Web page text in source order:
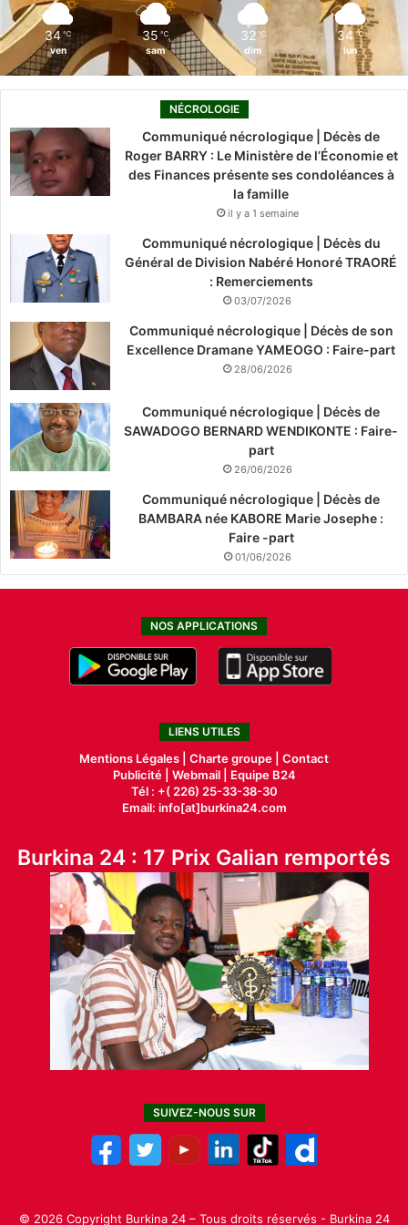
34 ℃
ven
35 ℃
sam
32 ℃
dim
34 ℃
lun
NÉCROLOGIE
Communiqué nécrologique | Décès de
Roger BARRY : Le Ministère de l’Économie et
des Finances présente ses condoléances à
la famille
il y a 1 semaine
Communiqué nécrologique | Décès du
Général de Division Nabéré Honoré TRAORÉ
: Remerciements
03/07/2026
Communiqué nécrologique | Décès de son
Excellence Dramane YAMEOGO : Faire-part
28/06/2026
Communiqué nécrologique | Décès de
SAWADOGO BERNARD WENDIKONTE : Faire-
part
26/06/2026
Communiqué nécrologique | Décès de
BAMBARA née KABORE Marie Josephe :
Faire -part
01/06/2026
NOS APPLICATIONS
LIENS UTILES
Mentions Légales | Charte groupe | Contact
Publicité| Webmail |
Equipe B24
Tél : +( 226) 25-33-38-30
Email: info[at]burkina24.com
Burkina 24 : 17 Prix Galian remportés
SUIVEZ-NOUS SUR
© 2026 Copyright Burkina 24 – Tous droits réservés - Burkina 24